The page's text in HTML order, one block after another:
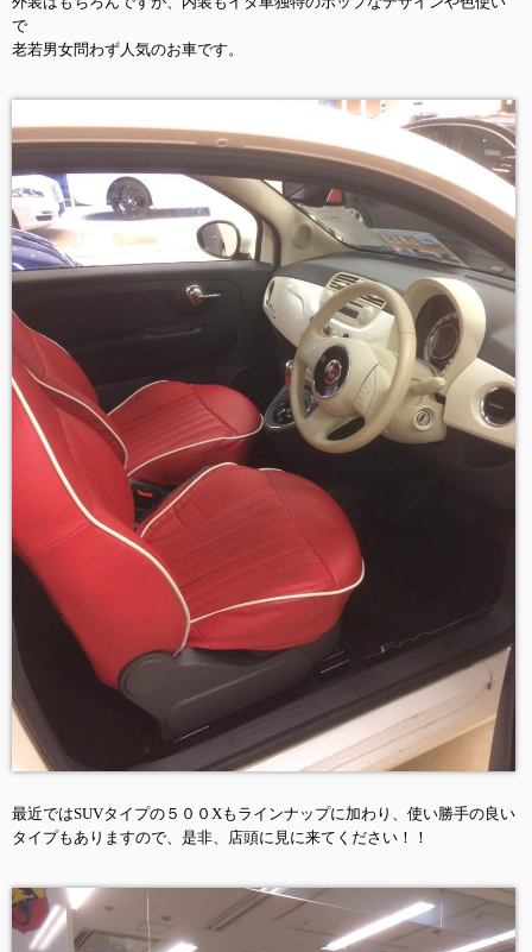
で
老若男女問わず人気のお車です。
最近ではSUVタイプの５００Xもラインナップに加わり、使い勝手の良い
タイプもありますので、是非、店頭に見に来てください！！